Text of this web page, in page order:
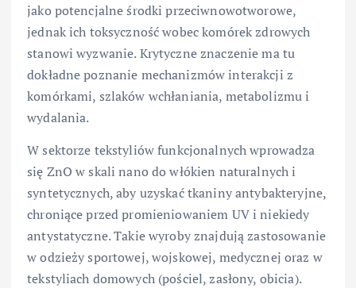
jako potencjalne środki przeciwnowotworowe,
jednak ich toksyczność wobec komórek zdrowych
stanowi wyzwanie. Krytyczne znaczenie ma tu
dokładne poznanie mechanizmów interakcji z
komórkami, szlaków wchłaniania, metabolizmu i
wydalania.
W sektorze tekstyliów funkcjonalnych wprowadza
się ZnO w skali nano do włókien naturalnych i
syntetycznych, aby uzyskać tkaniny antybakteryjne,
chroniące przed promieniowaniem UV i niekiedy
antystatyczne. Takie wyroby znajdują zastosowanie
w odzieży sportowej, wojskowej, medycznej oraz w
tekstyliach domowych (pościel, zasłony, obicia).